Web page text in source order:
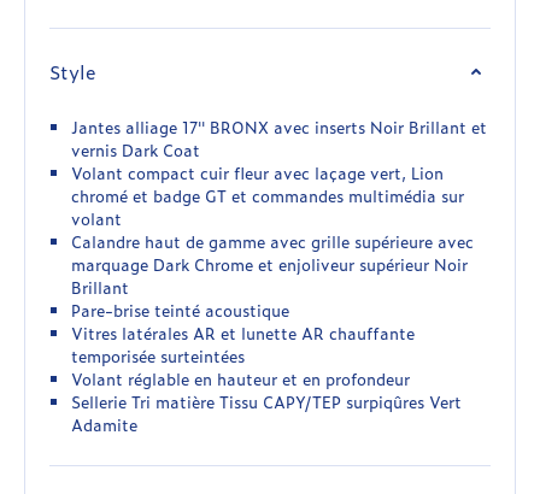
Style
Jantes alliage 17'' BRONX avec inserts Noir Brillant et
vernis Dark Coat
Volant compact cuir fleur avec laçage vert, Lion
chromé et badge GT et commandes multimédia sur
volant
Calandre haut de gamme avec grille supérieure avec
marquage Dark Chrome et enjoliveur supérieur Noir
Brillant
Pare-brise teinté acoustique
Vitres latérales AR et lunette AR chauffante
temporisée surteintées
Volant réglable en hauteur et en profondeur
Sellerie Tri matière Tissu CAPY/TEP surpiqûres Vert
Adamite